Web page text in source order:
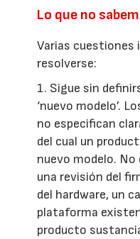
Lo que no
Varias
resolverse:
1. Sigue sin
‘nuevo modelo’.
no especifican
del cual un
nuevo modelo.
una revisión del
del hardware, un
plataforma
producto